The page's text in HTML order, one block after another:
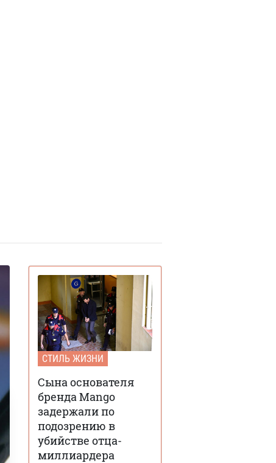
СТИЛЬ ЖИЗНИ
Сына основателя
бренда Mango
задержали по
подозрению в
убийстве отца-
миллиардера